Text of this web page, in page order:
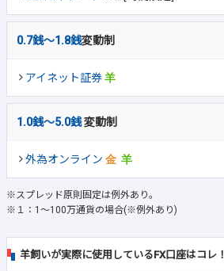
0.7銭～1.8銭変動制
アイネット証券
1.0銭～5.0銭変動制
外為オンライン
※スプレッド原則固定は例外あり。
※１：1～100万通貨の場合(※例外あり)
羊飼いが実際に使用しているFX口座はコレ！